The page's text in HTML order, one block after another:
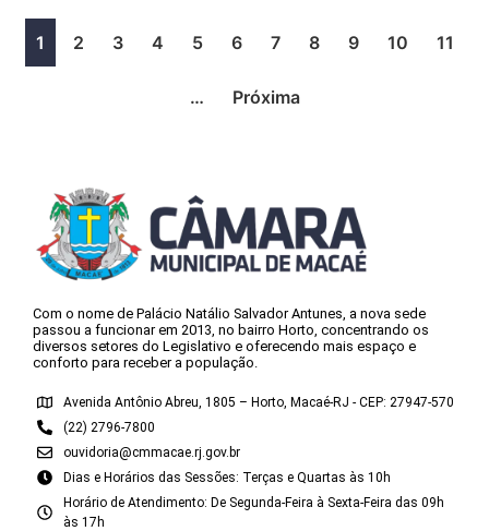
1 2 3 4 5 6 7 8 9 10 11
… Próxima
Com o nome de Palácio Natálio Salvador Antunes, a nova sede
passou a funcionar em 2013, no bairro Horto, concentrando os
diversos setores do Legislativo e oferecendo mais espaço e
conforto para receber a população.
Avenida Antônio Abreu, 1805 – Horto, Macaé-RJ - CEP: 27947-570
(22) 2796-7800
ouvidoria@cmmacae.rj.gov.br
Dias e Horários das Sessões: Terças e Quartas às 10h
Horário de Atendimento: De Segunda-Feira à Sexta-Feira das 09h
às 17h